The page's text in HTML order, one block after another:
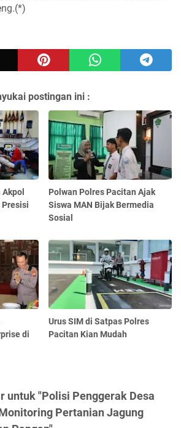
postingan ini :
Presisi
Polwan Polres Pacitan Ajak
Siswa MAN Bijak Bermedia
Sosial
di
Urus SIM di Satpas Polres
Pacitan Kian Mudah
untuk "Polisi Penggerak Desa
Pertanian Jagung